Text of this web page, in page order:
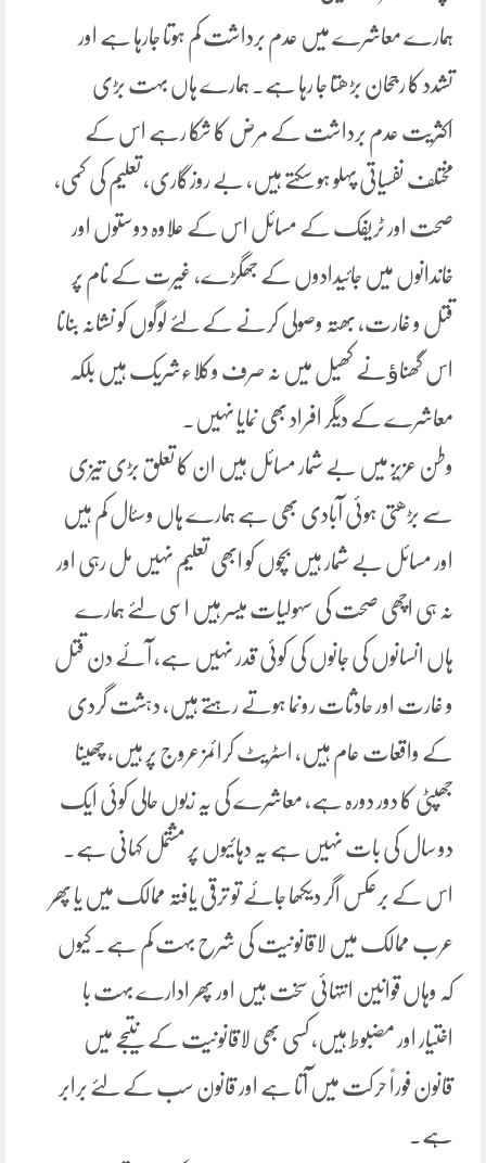
ہمارے معاشرے میں عدم برداشت کم ہوتا جارہا ہے اور
تشدد کا رجحان بڑھتا جا رہا ہے۔ ہمارے ہاں بہت بڑی
اکثریت عدم برداشت کے مرض کا شکا رہے اس کے
مختلف نفسیاتی پہلو ہو سکتے ہیں، بے روزگاری، تعلیم کی کمی،
صحت اور ٹریفک کے مسائل اس کے علاوہ دوستوں اور
خاندانوں میں جائیدادوں کے جھگڑے، غیرت کے نام پر
قتل و غارت، بھتہ وصولی کرنے کے لئے لوگوں کو نشانہ بنانا
اس گھناﺅنے کھیل میں نہ صرف وکلاءشریک ہیں بلکہ
معاشرے کے دیگر افراد بھی نمایا ںہیں۔
وطن عزیز میں بے شمار مسائل ہیں ان کا تعلق بڑی تیزی
سے بڑھتی ہوئی آبادی بھی ہے ہمارے ہاں وسئال کم ہیں
اور مسائل بے شمار ہیں بچوں کو ابھی تعلیم نہیں مل رہی اور
نہ ہی اچھی صحت کی سہولیات میسر ہیں اسی لئے ہمارے
ہاں انسانوں کی جانوں کی کوئی قدر نہیں ہے، آئے دن قتل
و غارت اور حادثات رونما ہوتے رہتے ہیں، دہشت گردی
کے واقعات عام ہیں، اسٹریٹ کرائمز عروج پر ہیں، چھینا
جھپٹی کا دور دورہ ہے، معاشرے کی یہ زبوں حالی کوئی ایک
دو سال کی بات نہیں ہے یہ دہائیوں پر مشتمل کہانی ہے۔
اس کے برعکس اگر دیکھا جائے تو ترقی یافتہ ممالک میں یا پھر
عرب ممالک میں لاقانونیت کی شرح بہت کم ہے۔ کیوں
کہ وہاں قوانین انتہائی سخت ہیں اور پھر ادارے بہت با
اختیار اور مضبوط ہیں، کسی بھی لاقانونیت کے نتیجے میں
قانون فوراً حرکت میں آتا ہے اور قانون سب کے لئے برابر
ہے۔